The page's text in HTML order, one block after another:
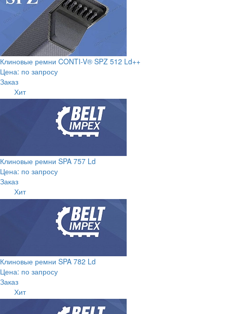
Клиновые ремни CONTI-V® SPZ 512 Ld++
Цена: по запросу
Заказ
Хит
Клиновые ремни SPA 757 Ld
Цена: по запросу
Заказ
Хит
Клиновые ремни SPA 782 Ld
Цена: по запросу
Заказ
Хит